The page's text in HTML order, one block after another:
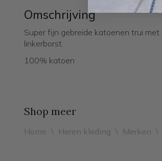
Omschrijving
Super fijn gebreide katoenen trui
linkerborst.
100% katoen
Shop meer
Home \ Heren kleding \ Merken \